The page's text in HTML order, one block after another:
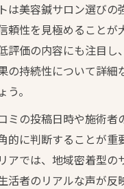
体験に活かせる美容
なく続けるための美
敏感肌でも安心の美
美容鍼はニキビや敏感肌に
験から学ぶ敏感肌向
ミで支持される美容
鍼施術前後に心がけ
は美容鍼サロン選びの
頼性を見極めることが
評価の内容にも注目し
の持続性について詳細
。
ミの投稿日時や施術者
的に判断することが重
アでは、地域密着型の
活者のリアルな声が反